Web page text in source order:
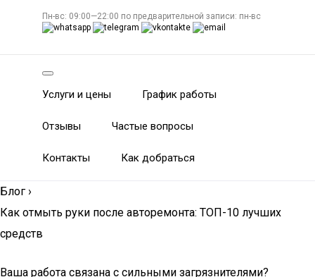
Пн-вс: 09:00—22:00 по предварительной записи: пн-вс
Услуги и цены График работы
Отзывы Частые вопросы
Контакты Как добраться
Блог ›
Как отмыть руки после авторемонта: ТОП-10 лучших
средств
Ваша работа связана с сильными загрязнителями?